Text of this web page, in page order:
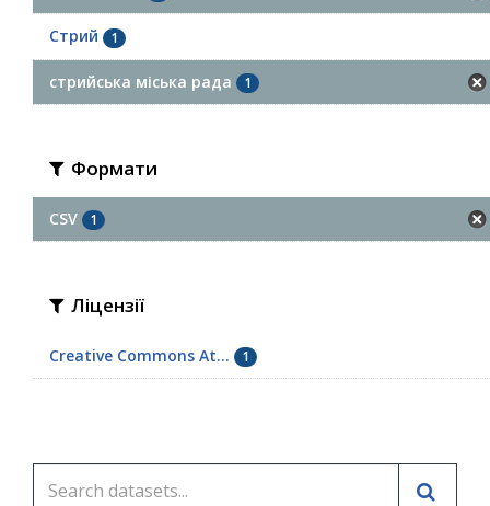
Стрий 1
стрийська міська рада 1
Формати
CSV 1
Ліцензії
Creative Commons At... 1